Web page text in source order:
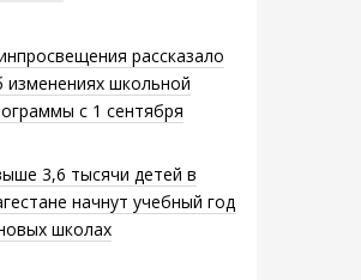
рассказало
изменениях школьной
с 1 сентября
3,6 тысячи детей в
начнут учебный год
школах